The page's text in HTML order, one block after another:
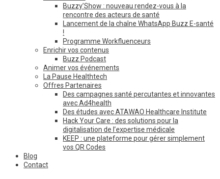
Buzzy’Show : nouveau rendez-vous à la
rencontre des acteurs de santé
Lancement de la chaîne WhatsApp Buzz E-santé
!
Programme Workfluenceurs
Enrichir vos contenus
Buzz Podcast
Animer vos événements
La Pause Healthtech
Offres Partenaires
Des campagnes santé percutantes et innovantes
avec Ad4health
Des études avec ATAWAO Healthcare Institute
Hack Your Care : des solutions pour la
digitalisation de l’expertise médicale
KEEP : une plateforme pour gérer simplement
vos QR Codes
Blog
Contact